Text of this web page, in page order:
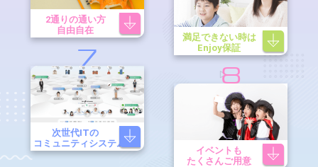
2通りの通い方
自由自在
満足できない時は
Enjoy保証
7
次世代ITの
コミュニティシステム
8
イベントも
たくさんご用意